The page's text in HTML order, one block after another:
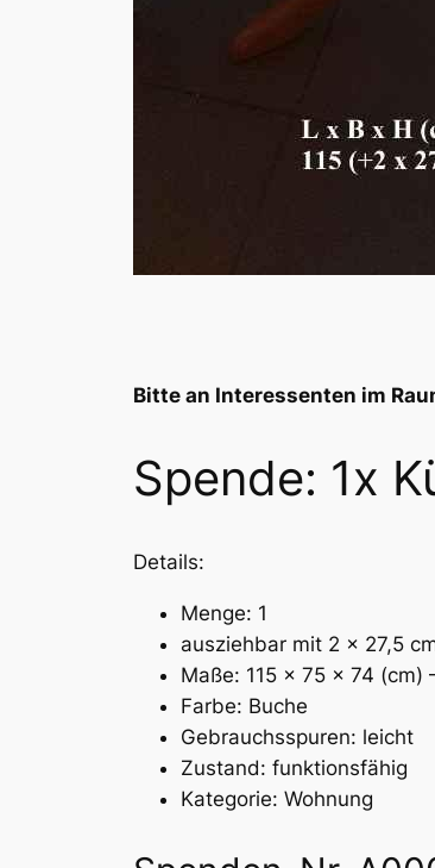
Bitte an Interessenten im
Spende: 1x
Details:
Menge: 1
ausziehbar mit 2 x 27,5
Maße: 115 x 75 x 74 (cm)
Farbe: Buche
Gebrauchsspuren: leicht
Zustand: funktionsfähig
Kategorie: Wohnung